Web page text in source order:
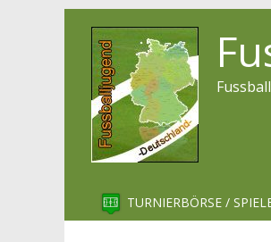
TURNIERBÖRSE /